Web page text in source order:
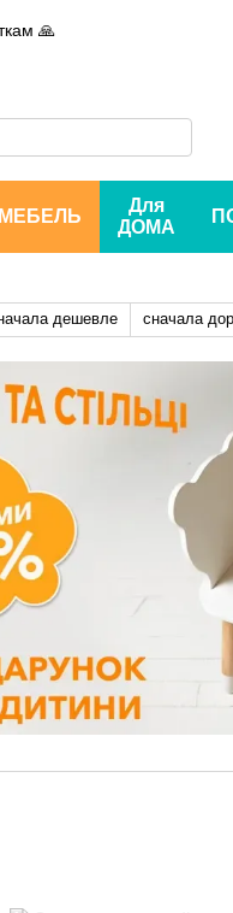
🙏
МЕБЕЛЬ
Для
ДОМА
дешевле сначала